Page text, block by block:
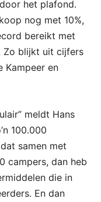
het plafond.
nog met 10%,
bereikt met
Zo blijkt uit cijfers
Kampeer en
meldt Hans
100.000
samen met
campers, dan heb
die in
En dan